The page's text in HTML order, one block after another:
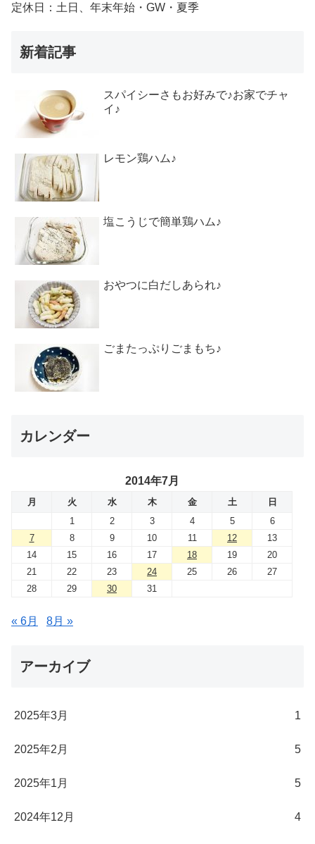
定休日：土日、年末年始・GW・夏季
新着記事
スパイシーさもお好みで♪お家でチャ
イ♪
レモン鶏ハム♪
塩こうじで簡単鶏ハム♪
おやつに白だしあられ♪
ごまたっぷりごまもち♪
カレンダー
2014年7月
月 火 水 木 金 土
日
1
2 3 4 5
6
7
8 9 10 11 12
13
14
15 16 17 18 19
20
21
22 23 24 25 26
27
28
29 30 31
« 6月 8月 »
アーカイブ
2025年3月 1
2025年2月 5
2025年1月 5
2024年12月 4